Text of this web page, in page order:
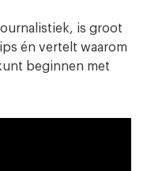
is groot
én vertelt waarom
beginnen met